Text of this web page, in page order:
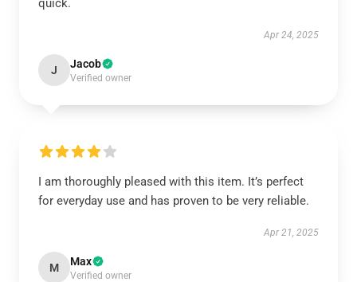
quick.
Apr 24, 2025
J Jacob
Verified owner
I am thoroughly pleased with this item. It’s perfect
for everyday use and has proven to be very reliable.
Apr 21, 2025
M Max
Verified owner